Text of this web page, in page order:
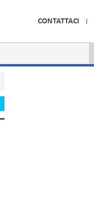
CONTATTACI